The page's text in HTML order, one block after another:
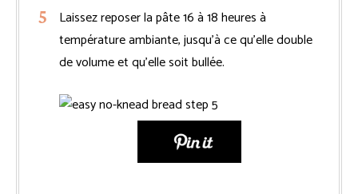
Laissez reposer la pâte 16 à 18 heures à
température ambiante, jusqu’à ce qu’elle double
de volume et qu’elle soit bullée.